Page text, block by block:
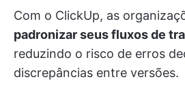
Com o ClickUp, as
padronizar seus fluxos de
reduzindo o risco de erros
discrepâncias entre versões.